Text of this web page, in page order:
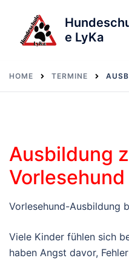
content
e LyKa
HOME TERMINE
Ausbildung
Vorlesehund
Vorlesehund-Ausbildung
Viele Kinder fühlen sich
haben Angst davor,